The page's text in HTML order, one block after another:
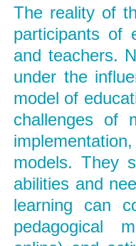
The reality of
participants of
and teachers.
under the
model of
challenges of
models. They
abilities and
learning can
pedagogical